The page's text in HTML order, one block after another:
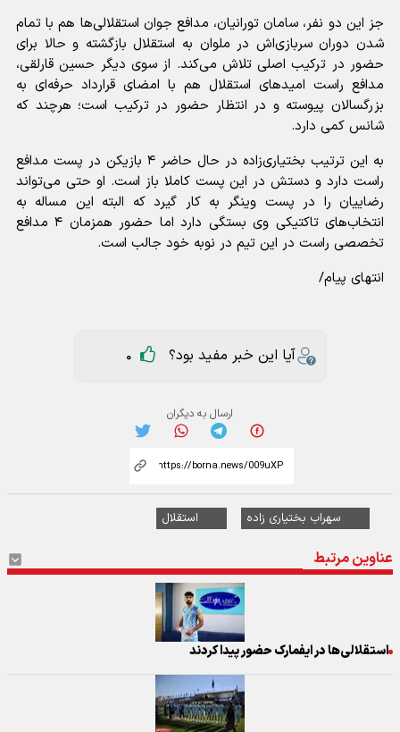
جز این دو نفر، سامان تورانیان، مدافع جوان استقلالی‌ها هم با تمام
شدن دوران سربازی‌اش در ملوان به استقلال بازگشته و حالا برای
حضور در ترکیب اصلی تلاش می‌کند. از سوی دیگر حسین قارلقی،
مدافع راست امیدهای استقلال هم با امضای قرارداد حرفه‌ای به
بزرگسالان پیوسته و در انتظار حضور در ترکیب است؛ هرچند که
شانس کمی دارد.
به این ترتیب بختیاری‌زاده در حال حاضر ۴ بازیکن در پست مدافع
راست دارد و دستش در این پست کاملا باز است. او حتی می‌تواند
رضاییان را در پست وینگر به کار گیرد که البته این مساله به
انتخاب‌های تاکتیکی وی بستگی دارد اما حضور همزمان ۴ مدافع
تخصصی راست در این تیم در نوبه خود جالب است.
انتهای پیام/
آیا این خبر مفید بود؟ 0
ارسال به دیگران
سهراب بختیاری زاده استقلال
عناوین مرتبط
استقلالی‌ها در ایفمارک حضور پیدا کردند